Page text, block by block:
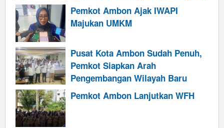
Pemkot Ambon Ajak IWAPI
Majukan UMKM
Pusat Kota Ambon Sudah Penuh,
Pemkot Siapkan Arah
Pengembangan Wilayah Baru
Pemkot Ambon Lanjutkan WFH